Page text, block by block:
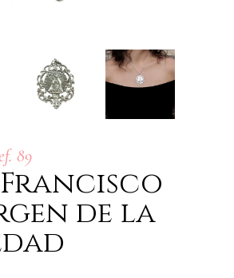
89
Francisco
de la